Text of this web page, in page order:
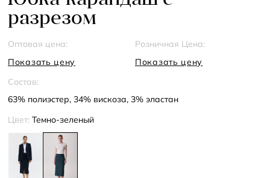
разрезом
Оптовая цена:
Показать цену
Розничная Цена:
Показать цену
Состав:
63% полиэстер, 34% вискоза, 3% эластан
Цвет: Темно-зеленый